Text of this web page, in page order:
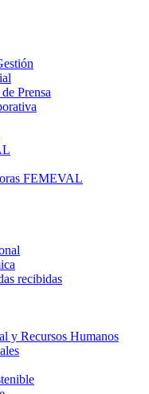
Prensa
FEMEVAL
recibidas
y Recursos Humanos